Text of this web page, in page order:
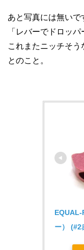
あと写真には無いで
「レバーでドロッ
これまたニッチそ
とのこと。
EQUAL-
ー） (#2